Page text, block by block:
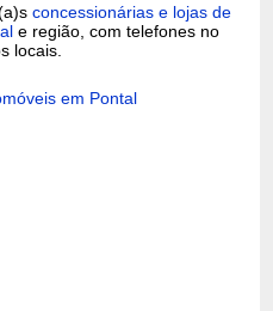
concessionárias e lojas de
e região, com telefones no
locais.
em Pontal